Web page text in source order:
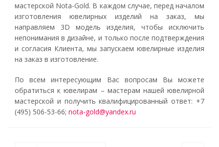
мастерской Nota-Gold. В каждом случае, перед началом
изготовления ювелирных изделий на заказ, мы
направляем 3D модель изделия, чтобы исключить
непонимания в дизайне, и только после подтверждения
и согласия Клиента, мы запускаем ювелирные изделия
на заказ в изготовление.
По всем интересующим Вас вопросам Вы можете
обратиться к ювелирам – мастерам нашей ювелирной
мастерской и получить квалифицированный ответ: +7
(495) 506-53-66; nota-gold@yandex.ru